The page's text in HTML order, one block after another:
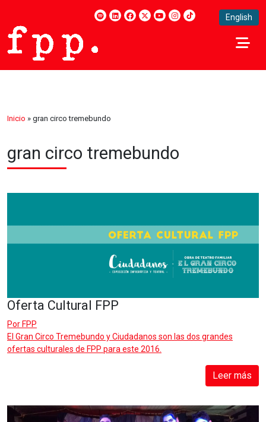
English
Inicio » gran circo tremebundo
gran circo tremebundo
Oferta Cultural FPP
PorFPP
El Gran Circo Tremebundo y Ciudadanos son las dos grandes
ofertas culturales de FPP para este 2016.
Leer más